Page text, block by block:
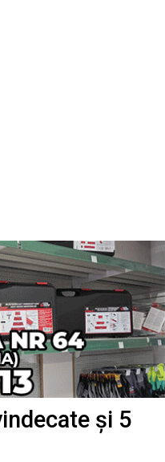
și 5